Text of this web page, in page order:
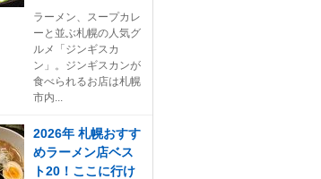
ラーメン、スープカレ
ーと並ぶ札幌の人気グ
ルメ「ジンギスカ
ン」。ジンギスカンが
食べられるお店は札幌
市内...
2026年 札幌おすす
めラーメン店ベス
ト20！ここに行け